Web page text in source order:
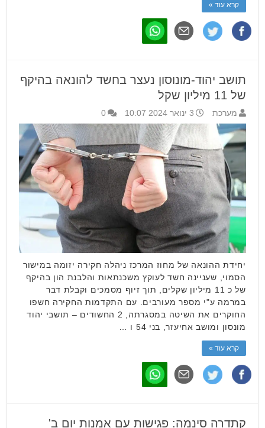
קרא עוד »
תושב יהוד-מונוסון נעצר בחשד להונאה בהיקף
של 11 מיליון שקל
מערכת 3 ינואר 2024 10:07 0
יחידת ההונאה של מחוז המרכז ניהלה חקירה יזומה במישור
הסמוי, שעניינה חשד לעוקץ משכנתאות והלבנת הון בהיקף
של כ 11 מיליון שקלים, תוך זיוף מסמכים וקבלת דבר
במרמה ע"י מספר מעורבים. עם התקדמות החקירה חשפו
החוקרים את השיטה במסגרתה, 2 החשודים – תושבי יהוד
מונסון ומושב אחיעזר, בני 54 ו …
קרא עוד »
קתדרה סינמה: פגישות עם אמנות יום ב'